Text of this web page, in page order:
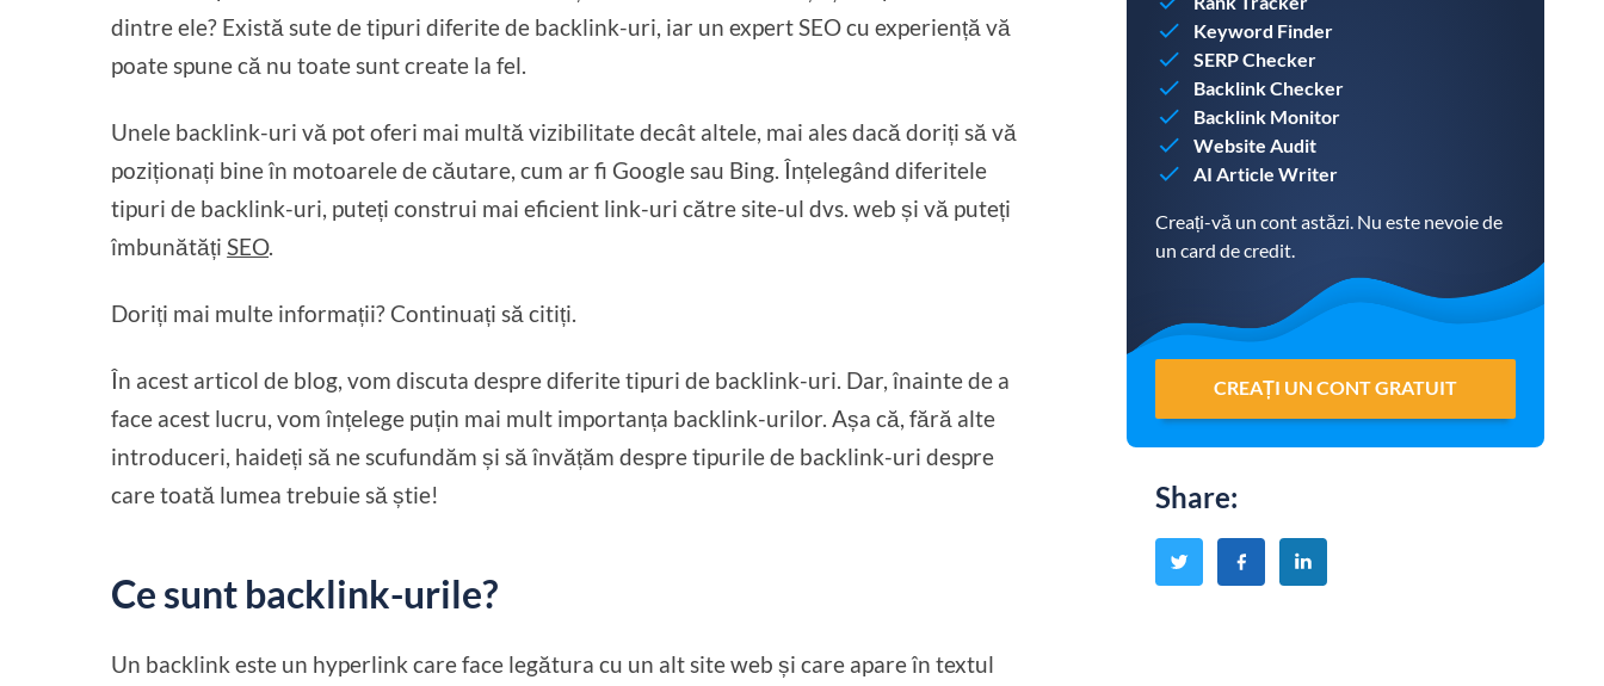
dintre ele? Există sute de tipuri diferite de backlink-uri, iar un expert SEO cu experiență vă
poate spune că nu toate sunt create la fel.
Unele backlink-uri vă pot oferi mai multă vizibilitate decât altele, mai ales dacă doriți să vă
poziționați bine în motoarele de căutare, cum ar fi Google sau Bing. Înțelegând diferitele
tipuri de backlink-uri, puteți construi mai eficient link-uri către site-ul dvs. web și vă puteți
îmbunătăți SEO.
Doriți mai multe informații? Continuați să citiți.
În acest articol de blog, vom discuta despre diferite tipuri de backlink-uri. Dar, înainte de a
face acest lucru, vom înțelege puțin mai mult importanța backlink-urilor. Așa că, fără alte
introduceri, haideți să ne scufundăm și să învățăm despre tipurile de backlink-uri despre
care toată lumea trebuie să știe!
Ce sunt backlink-urile?
Un backlink este un hyperlink care face legătura cu un alt site web și care apare în textul
Keyword Finder
SERP Checker
Backlink Checker
Backlink Monitor
Website Audit
AI Article Writer
Creați-vă un cont astăzi. Nu este nevoie de
un card de credit.
CREAȚI UN CONT GRATUIT
Share: